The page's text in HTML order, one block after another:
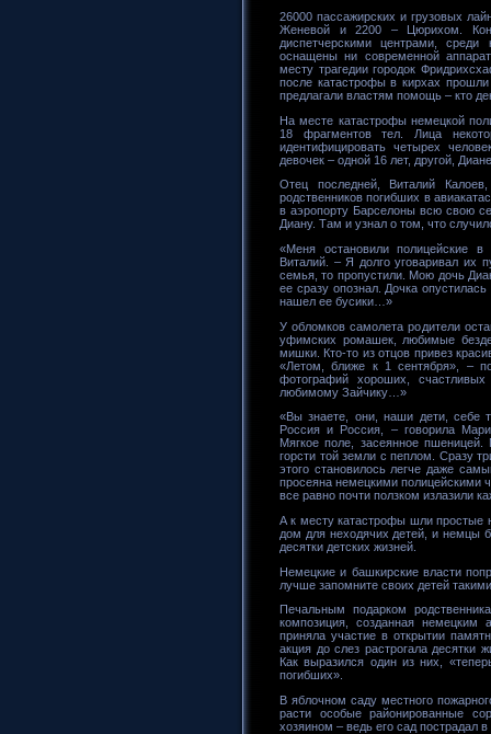
26000 пассажирских и грузовых
Женевой и 2200 – Цюрихом.
диспетчерскими центрами,
оснащены ни современной
месту трагедии городок
после катастрофы в кирхах
предлагали властям помощь – кто
На месте катастрофы немецкой
18 фрагментов тел. Лица
идентифицировать четырех
девочек – одной 16 лет, другой,
Отец последней, Виталий
родственников погибших в
в аэропорту Барселоны всю свою
Диану. Там и узнал о том, что
«Меня остановили полицейские
Виталий. – Я долго уговаривал их
семья, то пропустили. Мою дочь
ее сразу опознал. Дочка
нашел ее бусики…»
У обломков самолета родители
уфимских ромашек, любимые
мишки. Кто-то из отцов привез
«Летом, ближе к 1 сентября», –
фотографий хороших,
любимому Зайчику…»
«Вы знаете, они, наши дети, себе
Россия и Россия, – говорила
Мягкое поле, засеянное
горсти той земли с пеплом. Сразу
этого становилось легче даже
просеяна немецкими полицейскими
все равно почти ползком излазили
А к месту катастрофы шли простые
дом для неходячих детей, и немцы
десятки детских жизней.
Немецкие и башкирские власти
лучше запомните своих детей
Печальным подарком
композиция, созданная немецким
приняла участие в открытии
акция до слез растрогала
Как выразился один из них,
погибших».
В яблочном саду местного
расти особые районированные
хозяином – ведь его сад пострадал